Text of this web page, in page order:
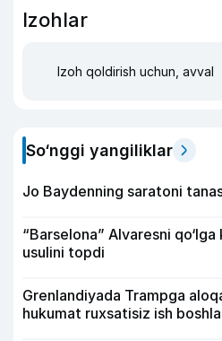
Izohlar
Izoh qoldirish uchun, avval
So‘nggi yangiliklar
Jo Baydenning saratoni
“Barselona” Alvaresni
usulini topdi
Grenlandiyada Trampga
hukumat ruxsatisiz ish